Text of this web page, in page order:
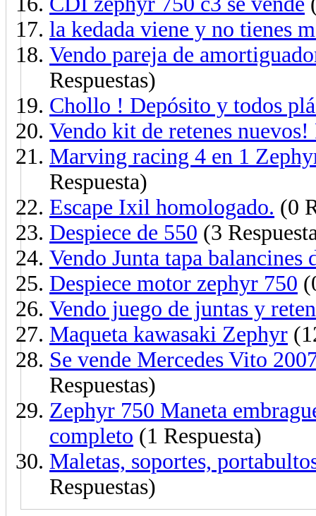
la kedada viene y no tienes
Vendo pareja de
Respuestas)
Chollo ! Depósito y todos
Vendo kit de retenes
Marving racing 4 en 1
Respuesta)
Escape Ixil homologado. (0
Despiece de 550 (3
Vendo Junta tapa balancines
Despiece motor zephyr 750
Vendo juego de juntas y
Maqueta kawasaki Zephyr
Se vende Mercedes Vito
Respuestas)
Zephyr 750 Maneta
completo (1 Respuesta)
Maletas, soportes,
Respuestas)